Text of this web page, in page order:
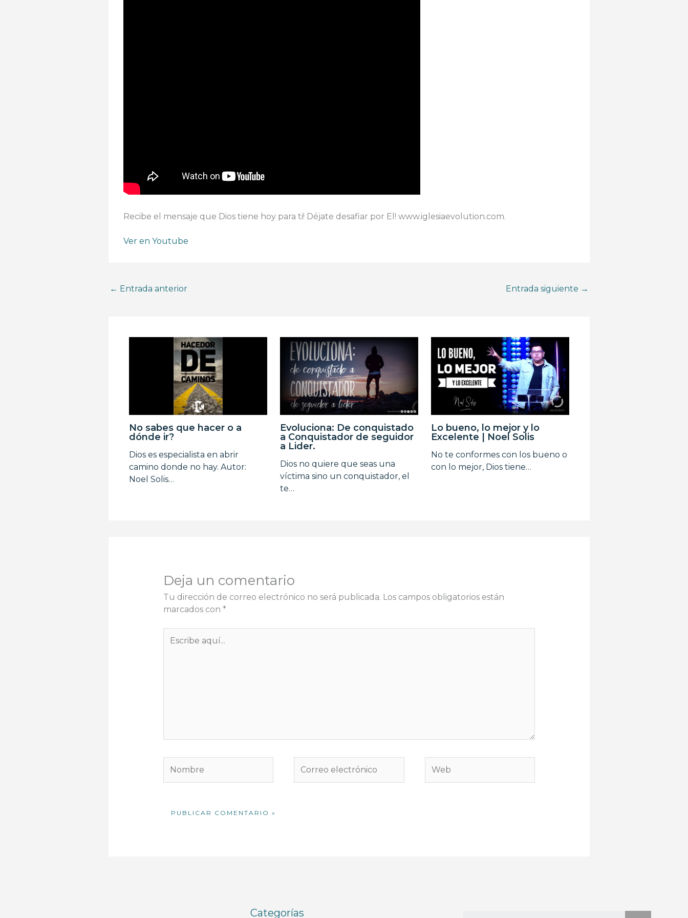
Recibe el mensaje que Dios tiene hoy para ti! Déjate desafiar por El! www.iglesiaevolution.com.
Ver en Youtube
← Entrada anterior Entrada siguiente →
No sabes que hacer o a
dónde ir?
Dios es especialista en abrir
camino donde no hay. Autor:
Noel Solis…
Evoluciona: De conquistado
a Conquistador de seguidor
a Lider.
Dios no quiere que seas una
víctima sino un conquistador, el
te…
Lo bueno, lo mejor y lo
Excelente | Noel Solis
No te conformes con los bueno o
con lo mejor, Dios tiene…
Deja un comentario
Tu dirección de correo electrónico no será publicada. Los campos obligatorios están
marcados con *
aquí...
electrónico
Categorías